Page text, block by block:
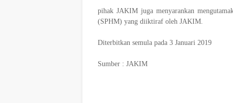
pihak JAKIM juga menyarankan
(SPHM) yang diiktiraf oleh JAKIM.
Diterbitkan semula pada 3 Januari 2019
Sumber : JAKIM